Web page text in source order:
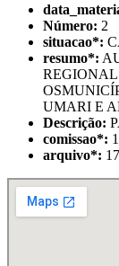
Número: 2
situacao*:
resumo*:
UMARI E
Descrição:
comissao*:
arquivo*: